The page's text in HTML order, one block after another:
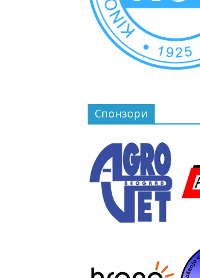
Спонзори